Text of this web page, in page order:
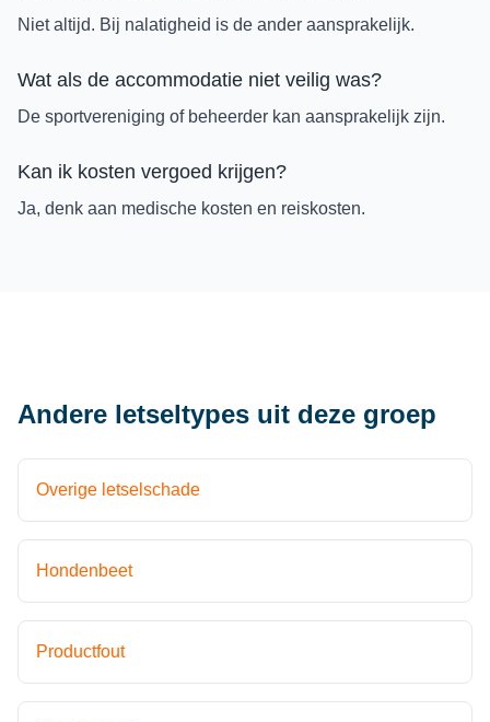
Niet altijd. Bij nalatigheid is de ander aansprakelijk.
Wat als de accommodatie niet veilig was?
De sportvereniging of beheerder kan aansprakelijk zijn.
Kan ik kosten vergoed krijgen?
Ja, denk aan medische kosten en reiskosten.
Andere letseltypes uit deze groep
Overige letselschade
Hondenbeet
Productfout